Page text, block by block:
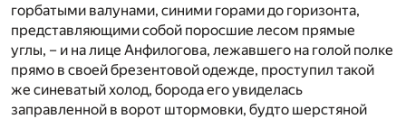
горбатыми валунами, синими горами до горизонта,
представляющими собой поросшие лесом прямые
углы, – и на лице Анфилогова, лежавшего на голой полке
прямо в своей брезентовой одежде, проступил такой
же синеватый холод, борода его увиделась
заправленной в ворот штормовки, будто шерстяной